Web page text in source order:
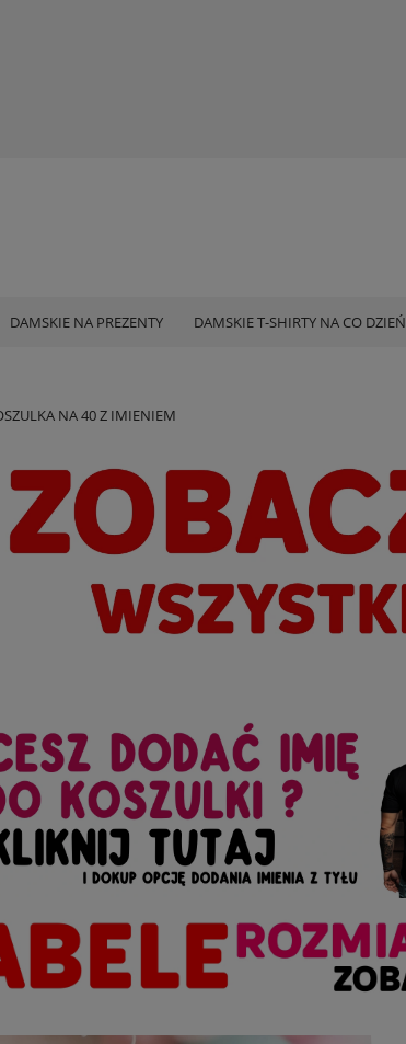
DAMSKIE NA PREZENTY DAMSKIE T-SHIRTY NA CO DZIEŃ
NA 40 Z IMIENIEM